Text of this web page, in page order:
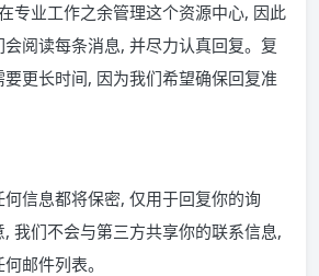
专业工作之余管理这个资源中心, 因此
阅读每条消息, 并尽力认真回复。复
更长时间, 因为我们希望确保回复准
信息都将保密, 仅用于回复你的询
我们不会与第三方共享你的联系信息,
邮件列表。